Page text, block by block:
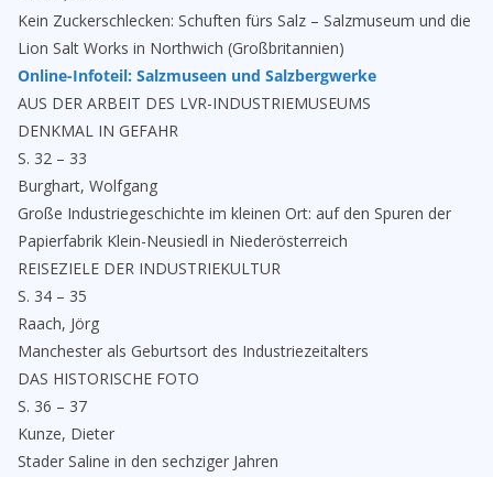
Kein Zuckerschlecken: Schuften fürs Salz – Salzmuseum und die
Lion Salt Works in Northwich (Großbritannien)
Online-Infoteil: Salzmuseen und Salzbergwerke
AUS DER ARBEIT DES LVR-INDUSTRIEMUSEUMS
DENKMAL IN GEFAHR
S. 32 – 33
Burghart, Wolfgang
Große Industriegeschichte im kleinen Ort: auf den Spuren der
Papierfabrik Klein-Neusiedl in Niederösterreich
REISEZIELE DER INDUSTRIEKULTUR
S. 34 – 35
Raach, Jörg
Manchester als Geburtsort des Industriezeitalters
DAS HISTORISCHE FOTO
S. 36 – 37
Kunze, Dieter
Stader Saline in den sechziger Jahren